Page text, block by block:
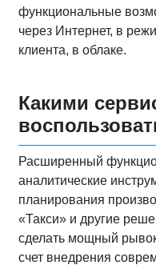
функциональные
через Интернет, в
клиента, в облаке.
Какими
Расширенный
аналитические
планирования
«Такси» и другие
сделать мощный
счет внедрения